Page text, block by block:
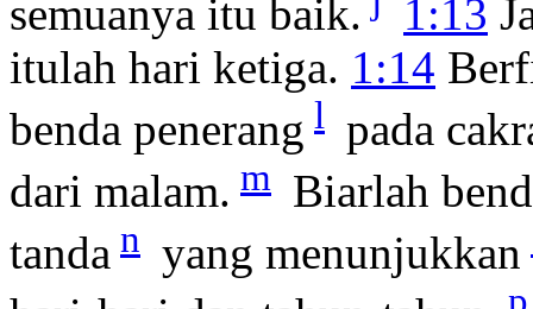
semuanya itu baik.
1:13
itulah hari ketiga. 1:14
benda penerang l pada
dari malam. m Biarlah
tanda n yang menunjukkan